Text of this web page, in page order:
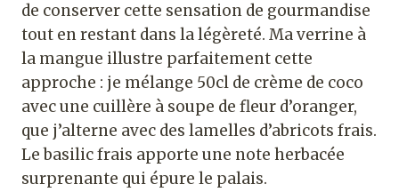
de conserver cette sensation de gourmandise
tout en restant dans la légèreté. Ma verrine à
la mangue illustre parfaitement cette
approche : je mélange 50cl de crème de coco
avec une cuillère à soupe de fleur d’oranger,
que j’alterne avec des lamelles d’abricots frais.
Le basilic frais apporte une note herbacée
surprenante qui épure le palais.